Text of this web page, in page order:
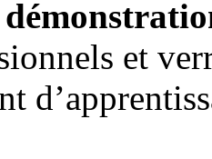
et